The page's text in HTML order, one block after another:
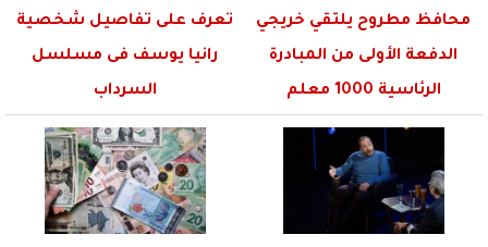
محافظ مطروح يلتقي خريجي
الدفعة الأولى من المبادرة
الرئاسية 1000 معلم
تعرف على تفاصيل شخصية
رانيا يوسف فى مسلسل
السرداب